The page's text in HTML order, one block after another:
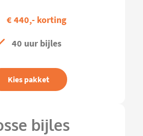
€ 440,- korting
40 uur bijles
Kies pakket
bijles